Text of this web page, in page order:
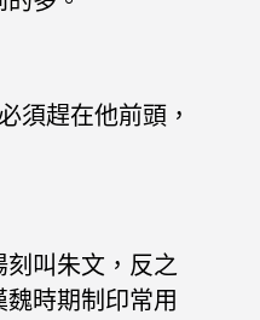
須趕在他前頭，
刻叫朱文，反之
時期制印常用